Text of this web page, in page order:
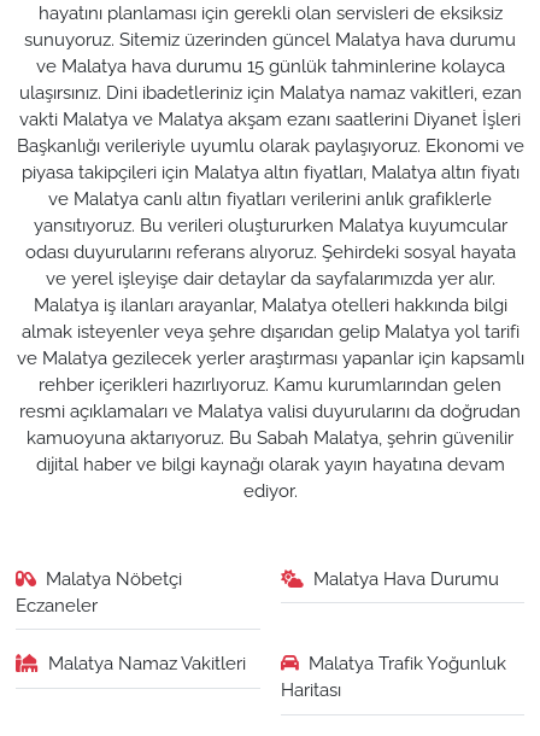
hayatını planlaması için gerekli olan servisleri de eksiksiz
sunuyoruz. Sitemiz üzerinden güncel Malatya hava durumu
ve Malatya hava durumu 15 günlük tahminlerine kolayca
ulaşırsınız. Dini ibadetleriniz için Malatya namaz vakitleri, ezan
vakti Malatya ve Malatya akşam ezanı saatlerini Diyanet İşleri
Başkanlığı verileriyle uyumlu olarak paylaşıyoruz. Ekonomi ve
piyasa takipçileri için Malatya altın fiyatları, Malatya altın fiyatı
ve Malatya canlı altın fiyatları verilerini anlık grafiklerle
yansıtıyoruz. Bu verileri oluştururken Malatya kuyumcular
odası duyurularını referans alıyoruz. Şehirdeki sosyal hayata
ve yerel işleyişe dair detaylar da sayfalarımızda yer alır.
Malatya iş ilanları arayanlar, Malatya otelleri hakkında bilgi
almak isteyenler veya şehre dışarıdan gelip Malatya yol tarifi
ve Malatya gezilecek yerler araştırması yapanlar için kapsamlı
rehber içerikleri hazırlıyoruz. Kamu kurumlarından gelen
resmi açıklamaları ve Malatya valisi duyurularını da doğrudan
kamuoyuna aktarıyoruz. Bu Sabah Malatya, şehrin güvenilir
dijital haber ve bilgi kaynağı olarak yayın hayatına devam
ediyor.
Malatya Nöbetçi
Eczaneler
Malatya Hava Durumu
Malatya Namaz Vakitleri
Malatya Trafik Yoğunluk
Haritası